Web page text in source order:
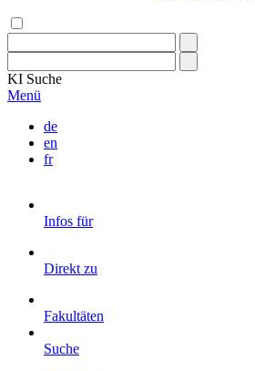
KI Suche
Menü
de
en
fr
Infos für
Direkt zu
Fakultäten
Suche